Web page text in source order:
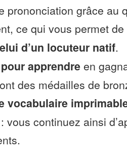
prononciation grâce au
ce qui vous permet de
d’un locuteur natif.
apprendre en
des médailles de
vocabulaire
vous continuez ainsi